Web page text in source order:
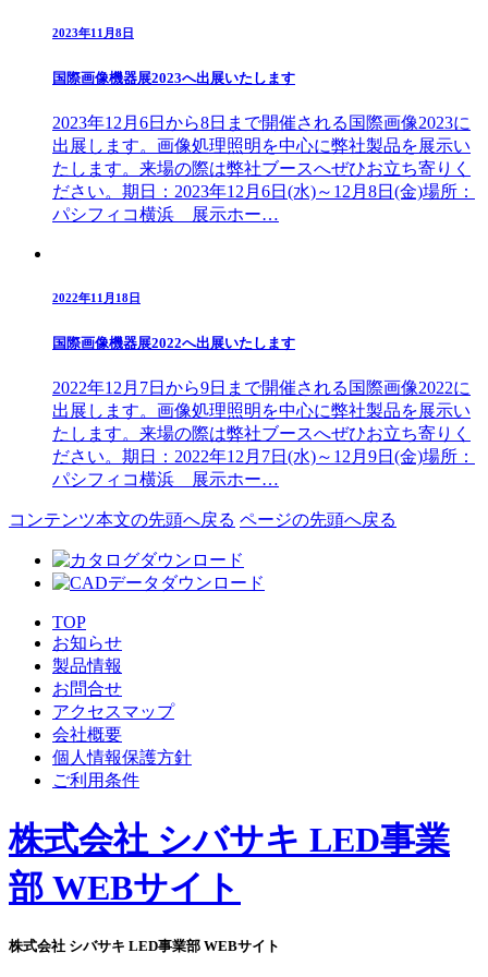
2023年11月8日
国際画像機器展2023へ出展いたします
2023年12月6日から8日まで開催される国際画像2023に
出展します。画像処理照明を中心に弊社製品を展示い
たします。来場の際は弊社ブースへぜひお立ち寄りく
ださい。期日：2023年12月6日(水)～12月8日(金)場所：
パシフィコ横浜 展示ホー…
2022年11月18日
国際画像機器展2022へ出展いたします
2022年12月7日から9日まで開催される国際画像2022に
出展します。画像処理照明を中心に弊社製品を展示い
たします。来場の際は弊社ブースへぜひお立ち寄りく
ださい。期日：2022年12月7日(水)～12月9日(金)場所：
パシフィコ横浜 展示ホー…
コンテンツ本文の先頭へ戻る ページの先頭へ戻る
TOP
お知らせ
製品情報
お問合せ
アクセスマップ
会社概要
個人情報保護方針
ご利用条件
株式会社 シバサキ LED事業
部 WEBサイト
株式会社 シバサキ LED事業部 WEBサイト